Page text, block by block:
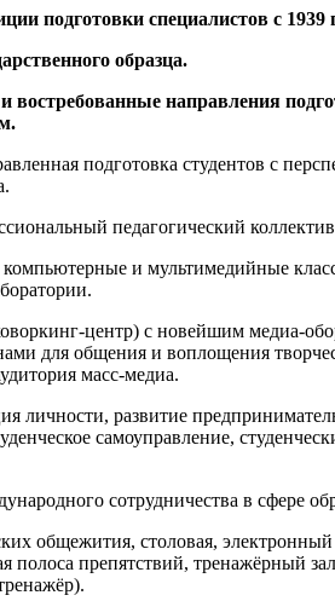
подготовки специалистов с 1939
образца.
востребованные направления
подготовка студентов с
педагогический
и мультимедийные
центр) с новейшим медиа-
для общения и воплощения
масс-медиа.
личности, развитие
самоуправление,
сотрудничества в сфере
общежития, столовая,
полоса препятствий, тренажёрный